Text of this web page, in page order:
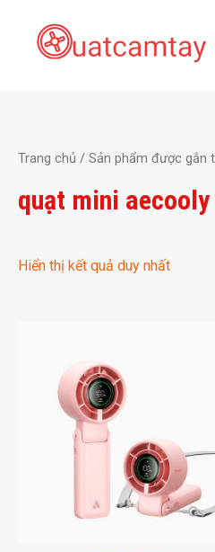
content
Trang chủ / Sản phẩm được gắn
quạt mini aecooly
Hiển thị kết quả duy nhất